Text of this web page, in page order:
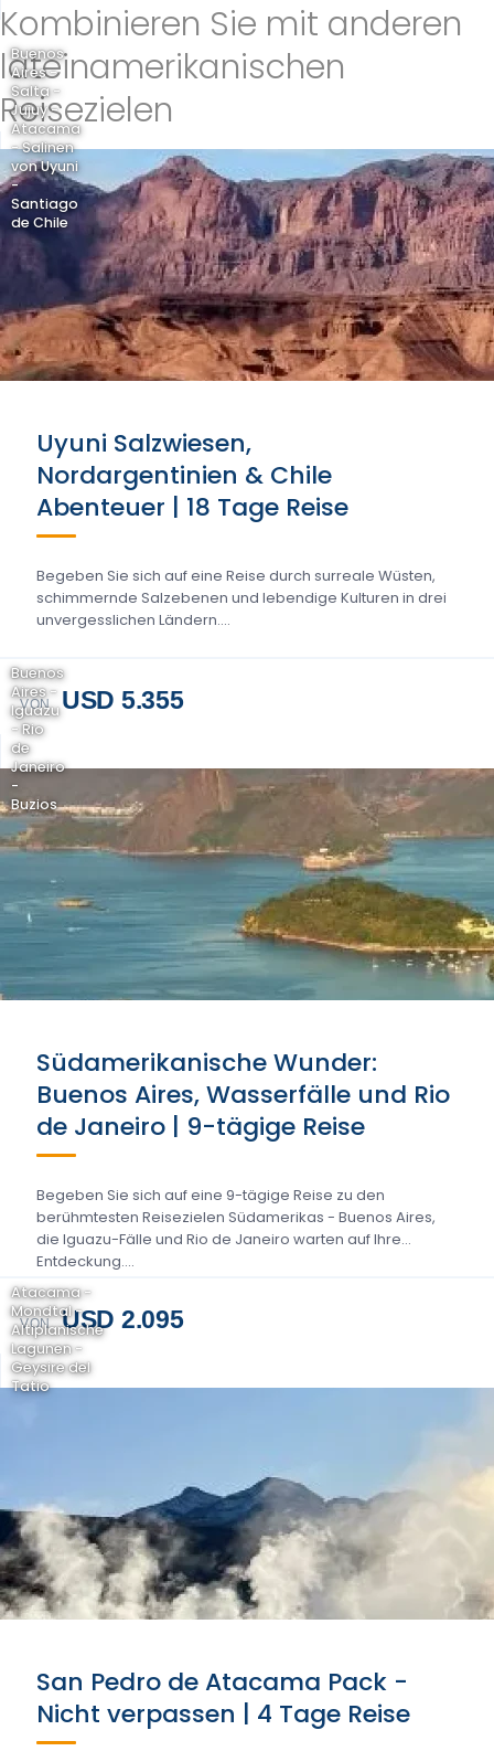
Kombinieren Sie mit anderen
lateinamerikanischen
Reisezielen
Buenos
Aires -
Salta -
Jujuy -
Atacama
- Salinen
von Uyuni
-
Santiago
de Chile
Uyuni Salzwiesen,
Nordargentinien & Chile
Abenteuer | 18 Tage Reise
Begeben Sie sich auf eine Reise durch surreale Wüsten,
schimmernde Salzebenen und lebendige Kulturen in drei
unvergesslichen Ländern....
VON USD 5.355
Buenos
Aires -
Iguazu
- Rio
de
Janeiro
-
Buzios
Südamerikanische Wunder:
Buenos Aires, Wasserfälle und Rio
de Janeiro | 9-tägige Reise
Begeben Sie sich auf eine 9-tägige Reise zu den
berühmtesten Reisezielen Südamerikas - Buenos Aires,
die Iguazu-Fälle und Rio de Janeiro warten auf Ihre
Entdeckung....
VON USD 2.095
Atacama -
Mondtal -
Altiplanische
Lagunen -
Geysire del
Tatio
San Pedro de Atacama Pack -
Nicht verpassen | 4 Tage Reise